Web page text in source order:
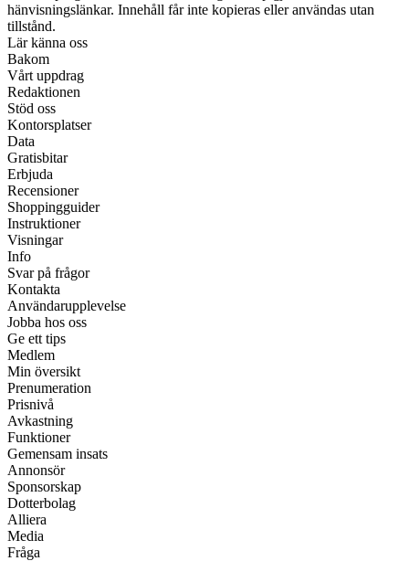
hänvisningslänkar. Innehåll får inte kopieras eller användas utan
tillstånd.
Lär känna oss
Bakom
Vårt uppdrag
Redaktionen
Stöd oss
Kontorsplatser
Data
Gratisbitar
Erbjuda
Recensioner
Shoppingguider
Instruktioner
Visningar
Info
Svar på frågor
Kontakta
Användarupplevelse
Jobba hos oss
Ge ett tips
Medlem
Min översikt
Prenumeration
Prisnivå
Avkastning
Funktioner
Gemensam insats
Annonsör
Sponsorskap
Dotterbolag
Alliera
Media
Fråga